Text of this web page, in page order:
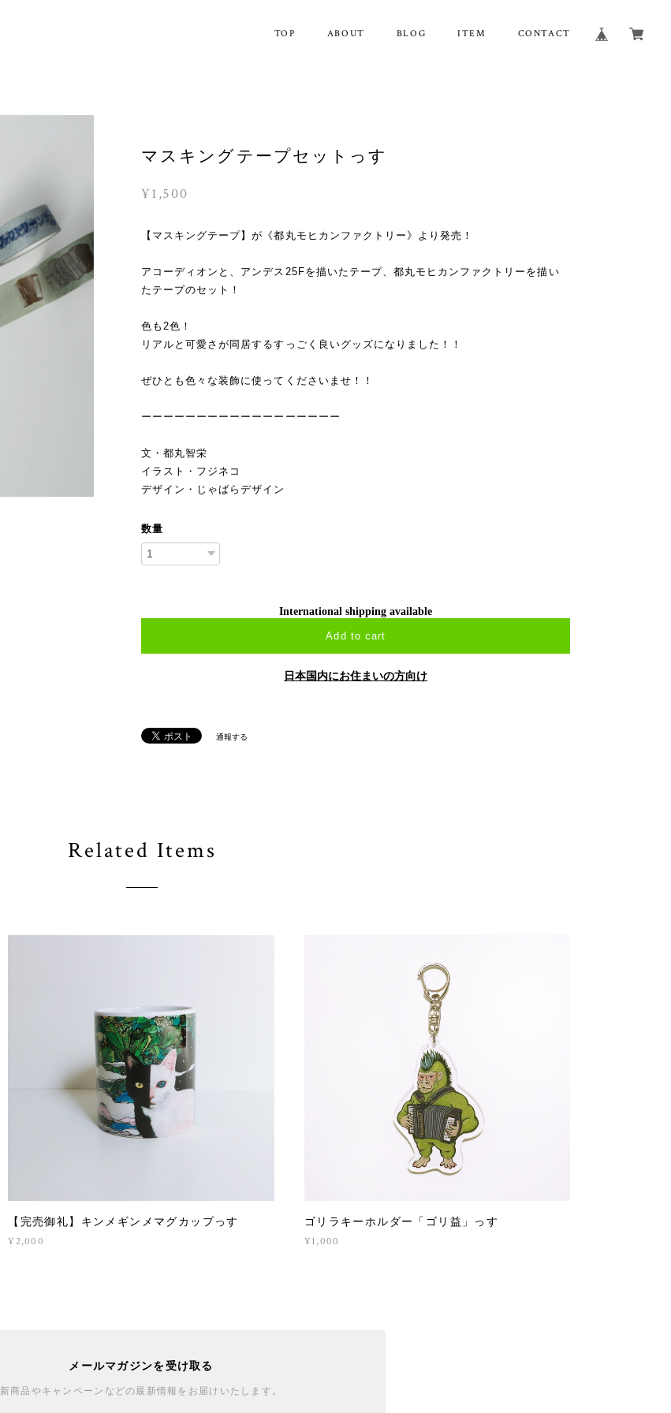
TOP ABOUT BLOG ITEM CONTACT
マスキングテープセットっす
¥1,500
【マスキングテープ】が《都丸モヒカンファクトリー》より発売！
アコーディオンと、アンデス25Fを描いたテープ、都丸モヒカンファクトリーを描い
たテープのセット！
色も2色！
リアルと可愛さが同居するすっごく良いグッズになりました！！
ぜひとも色々な装飾に使ってくださいませ！！
ーーーーーーーーーーーーーーーーーー
文・都丸智栄
イラスト・フジネコ
デザイン・じゃばらデザイン
数量
International shipping available
Add to cart
日本国内にお住まいの方向け
通報する
Related Items
【完売御礼】キンメギンメマグカップっす
¥2,000
ゴリラキーホルダー「ゴリ益」っす
¥1,000
メールマガジンを受け取る
新商品やキャンペーンなどの最新情報をお届けいたします。